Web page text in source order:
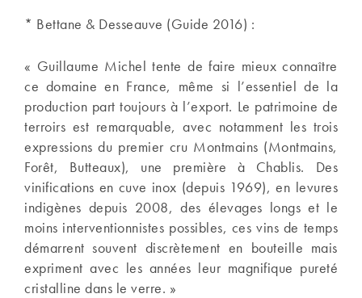
* Bettane & Desseauve (Guide 2016) :
« Guillaume Michel tente de faire mieux connaître
ce domaine en France, même si l’essentiel de la
production part toujours à l’export. Le patrimoine de
terroirs est remarquable, avec notamment les trois
expressions du premier cru Montmains (Montmains,
Forêt, Butteaux), une première à Chablis. Des
vinifications en cuve inox (depuis 1969), en levures
indigènes depuis 2008, des élevages longs et le
moins interventionnistes possibles, ces vins de temps
démarrent souvent discrètement en bouteille mais
expriment avec les années leur magnifique pureté
cristalline dans le verre. »